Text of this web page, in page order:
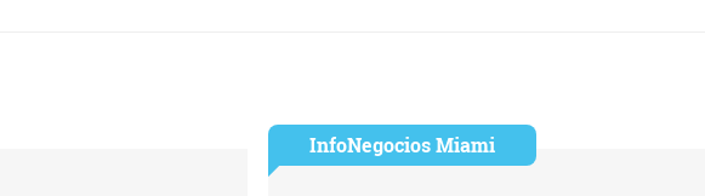
InfoNegocios Miami